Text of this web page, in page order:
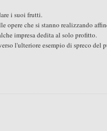
i suoi frutti.
che si stanno realizzando
impresa dedita al solo profitto.
l'ulteriore esempio di spreco del